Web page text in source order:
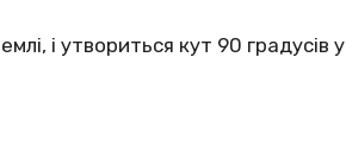
і утвориться кут 90 градусів у